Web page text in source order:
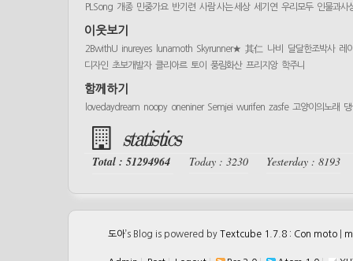
PLSong 개종 민중가요 반기련 사람 사는 세상 세기연 우리모두 인물과사
이웃보기
2BwithU inureyes lunamoth Skyrunner★ 其仁 나비 달달한조박사 레
디자인 초보개발자 클리아르 토이 풍림화산 프리지앙 학주니
함께하기
lovedaydream noopy oneniner Semjei wurifen zasfe 고양이의노래
statistics
Total : 51294964 Today : 3230 Yesterday : 8193
도아’s Blog is powered by Textcube 1.7.8 : Con moto